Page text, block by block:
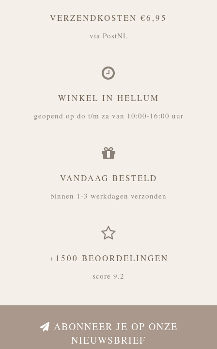
VERZENDKOSTEN €6,95
via PostNL
WINKEL IN HELLUM
geopend op do t/m za van 10:00-16:00 uur
VANDAAG BESTELD
binnen 1-3 werkdagen verzonden
+1500 BEOORDELINGEN
score 9.2
ABONNEER JE OP ONZE
NIEUWSBRIEF